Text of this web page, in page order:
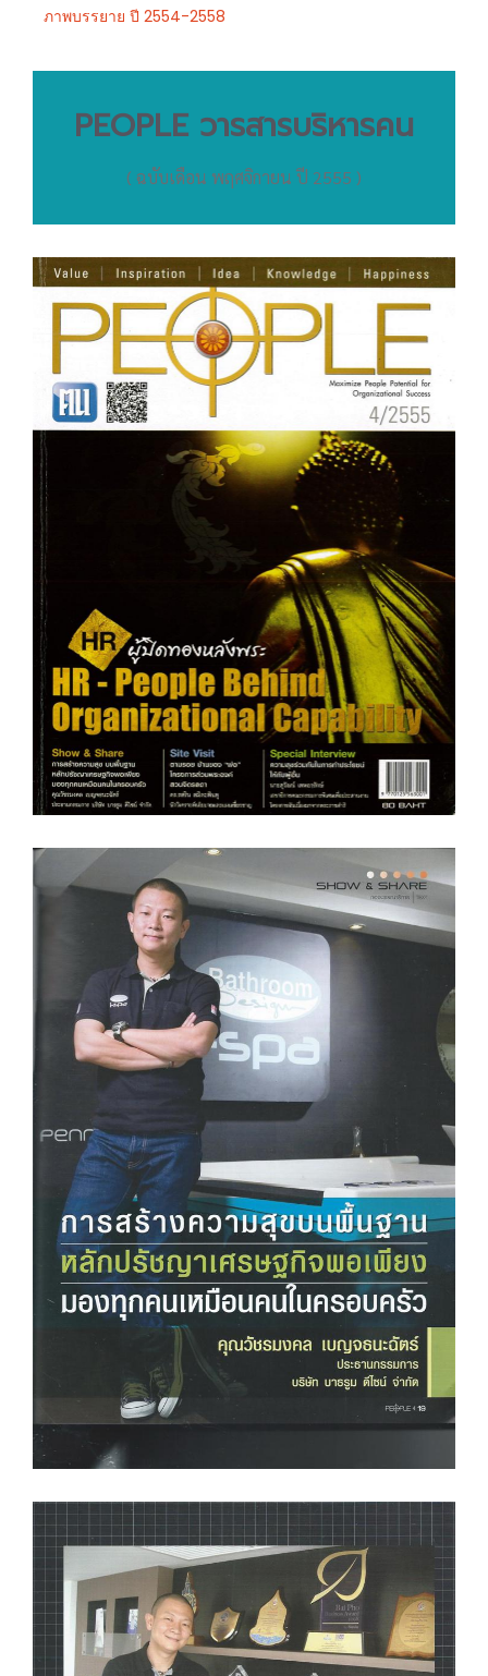
ภาพบรรยาย ปี 2554-2558
PEOPLE วารสารบริหารคน
( ฉบับเดือน พฤศจิกายน ปี 2555 )